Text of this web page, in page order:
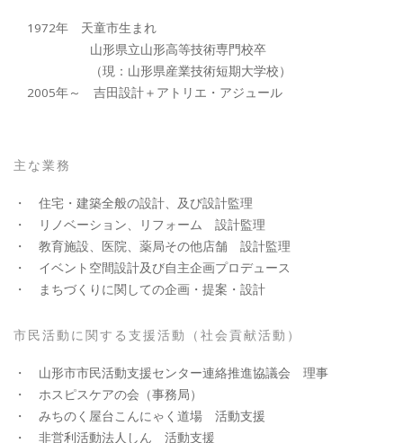
1972年 天童市生まれ
山形県立山形高等技術専門校卒
（現：山形県産業技術短期大学校）
2005年～ 吉田設計＋アトリエ・アジュール
主な業務
・ 住宅・建築全般の設計、及び設計監理
・ リノベーション、リフォーム 設計監理
・ 教育施設、医院、薬局その他店舗 設計監理
・ イベント空間設計及び自主企画プロデュース
・ まちづくりに関しての企画・提案・設計
市民活動に関する支援活動（社会貢献活動）
・ 山形市市民活動支援センター連絡推進協議会 理事
・ ホスピスケアの会（事務局）
・ みちのく屋台こんにゃく道場 活動支援
・ 非営利活動法人しん 活動支援